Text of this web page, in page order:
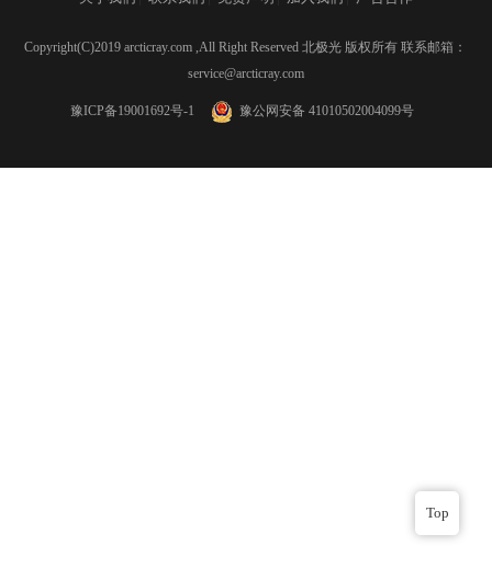
Copyright(C)2019 arcticray.com ,All Right Reserved 北极光 版权所有 联系邮箱：
service@arcticray.com
豫ICP备19001692号-1 豫公网安备 41010502004099号
Top